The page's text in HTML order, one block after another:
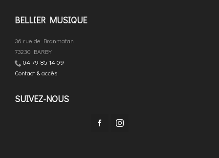
BELLIER MUSIQUE
36 rue de Branmafan
73230 BARBY
04 79 85 14 09
Contact & accès
SUIVEZ-NOUS